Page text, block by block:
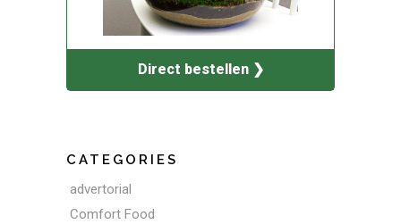
Direct bestellen ❯
CATEGORIES
advertorial
Comfort Food